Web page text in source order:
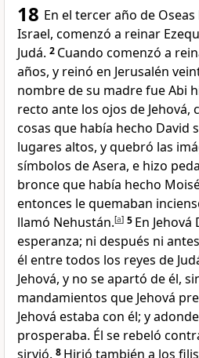
18 En el tercer año de
Israel, comenzó a reinar
Judá. 2 Cuando comenzó a
años, y reinó en Jerusalén
nombre de su madre fue Abi
recto ante los ojos de Jehová,
cosas que había hecho David
lugares altos, y quebró las
símbolos de Asera, e hizo
bronce que había hecho
entonces le quemaban
llamó Nehustán.[a] 5 En
esperanza; ni después ni
él entre todos los reyes de
Jehová, y no se apartó de él,
mandamientos que Jehová
Jehová estaba con él; y
prosperaba. Él se rebeló
sirvió. 8 Hirió también a los